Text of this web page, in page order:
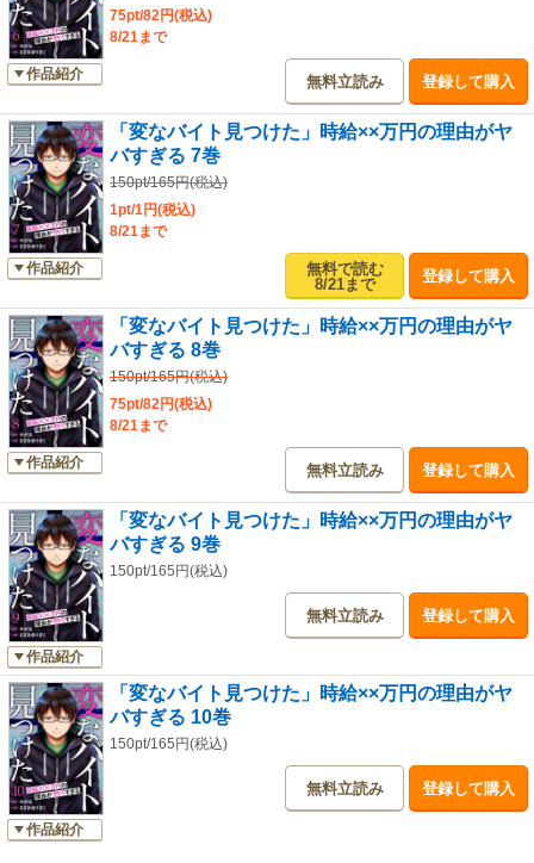
作品紹介
75pt/82円(税込)
8/21まで
無料立読み 登録して購入
作品紹介
「変なバイト見つけた」時給××万円の理由がヤ
バすぎる 7巻
150pt/165円(税込)
1pt/1円(税込)
8/21まで
無料で読む
8/21まで
登録して購入
作品紹介
「変なバイト見つけた」時給××万円の理由がヤ
バすぎる 8巻
150pt/165円(税込)
75pt/82円(税込)
8/21まで
無料立読み 登録して購入
作品紹介
「変なバイト見つけた」時給××万円の理由がヤ
バすぎる 9巻
150pt/165円(税込)
無料立読み 登録して購入
作品紹介
「変なバイト見つけた」時給××万円の理由がヤ
バすぎる 10巻
150pt/165円(税込)
無料立読み 登録して購入